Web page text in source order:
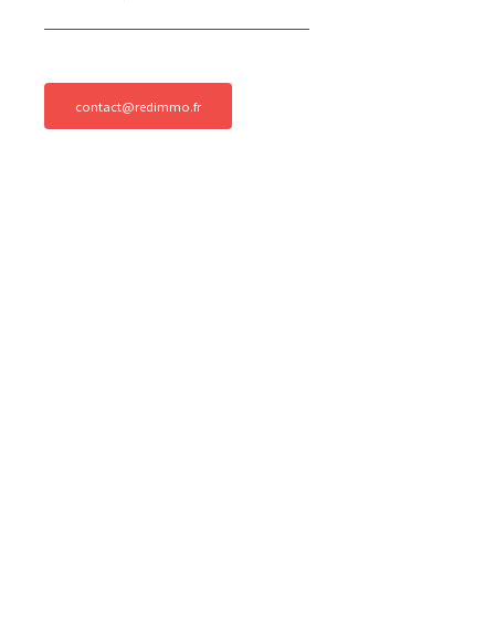
contact@redimmo.fr